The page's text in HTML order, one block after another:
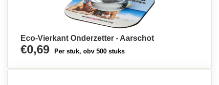
Eco-Vierkant Onderzetter - Aarschot
€0,69 Per stuk, obv 500 stuks